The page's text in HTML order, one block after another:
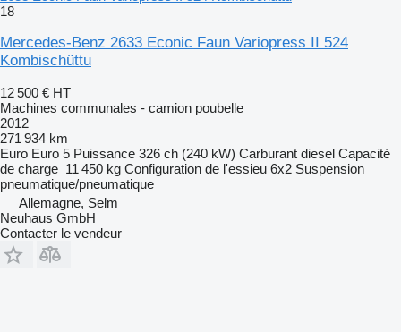
18
Mercedes-Benz 2633 Econic Faun Variopress II 524
Kombischüttu
12 500 € HT
Machines communales - camion poubelle
2012
271 934 km
Euro Euro 5 Puissance 326 ch (240 kW) Carburant diesel Capacité
de charge 11 450 kg Configuration de l'essieu 6x2 Suspension
pneumatique/pneumatique
Allemagne, Selm
Neuhaus GmbH
Contacter le vendeur